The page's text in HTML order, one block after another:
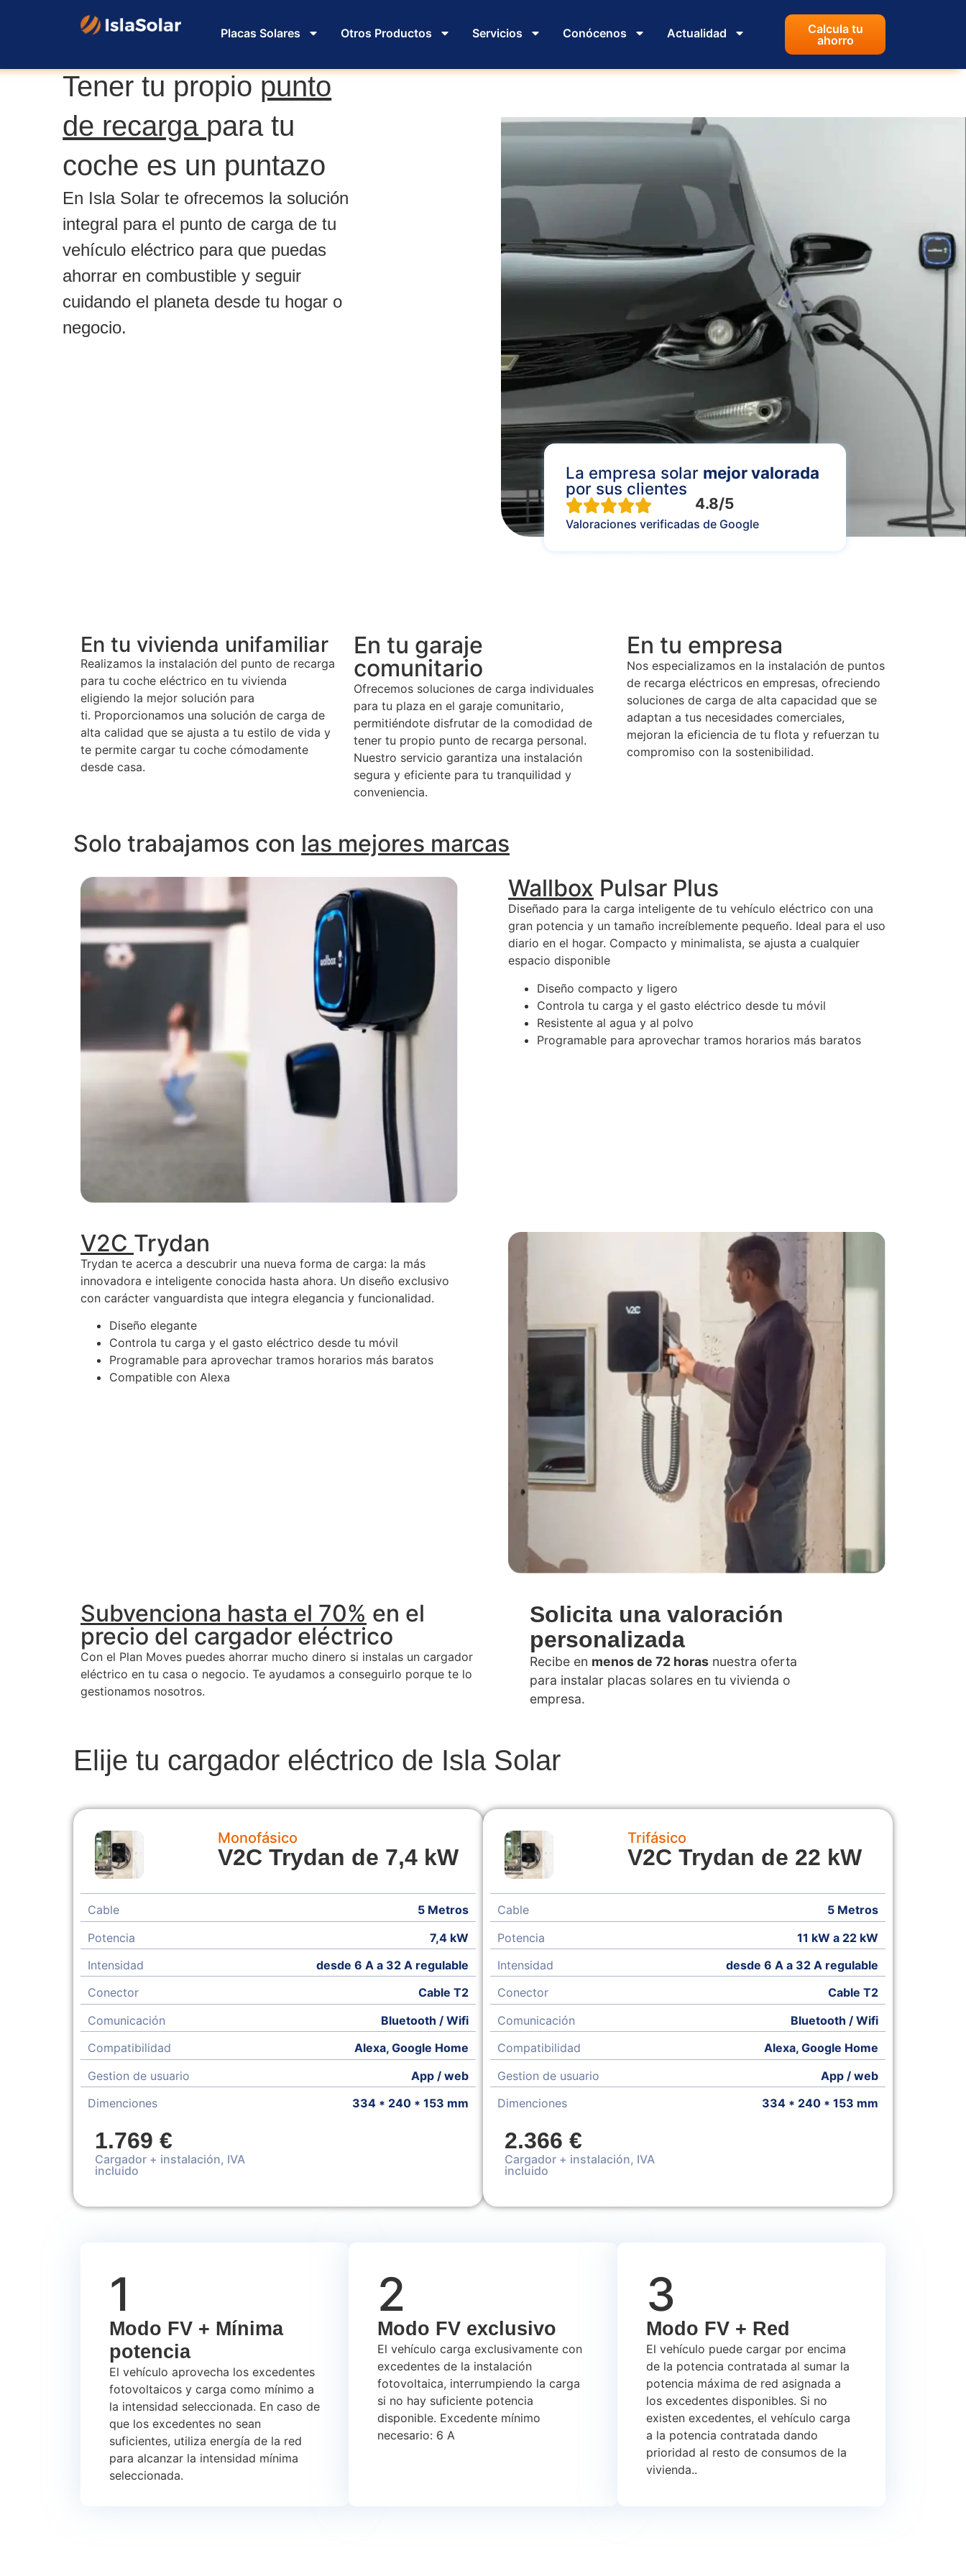
Placas Solares Otros Productos Servicios Conócenos Actualidad
Calcula tu
ahorro
Tener tu propio punto
de recarga para tu
coche es un puntazo
En Isla Solar te ofrecemos la solución
integral para el punto de carga de tu
vehículo eléctrico para que puedas
ahorrar en combustible y seguir
cuidando el planeta desde tu hogar o
negocio.
La empresa solar mejor valorada
por sus clientes
4.8/5
Valoraciones verificadas de Google
En tu vivienda unifamiliar
Realizamos la instalación del punto de recarga
para tu coche eléctrico en tu vivienda
eligiendo la mejor solución para
ti. Proporcionamos una solución de carga de
alta calidad que se ajusta a tu estilo de vida y
te permite cargar tu coche cómodamente
desde casa.
En tu garaje
comunitario
Ofrecemos soluciones de carga individuales
para tu plaza en el garaje comunitario,
permitiéndote disfrutar de la comodidad de
tener tu propio punto de recarga personal.
Nuestro servicio garantiza una instalación
segura y eficiente para tu tranquilidad y
conveniencia.
En tu empresa
Nos especializamos en la instalación de puntos
de recarga eléctricos en empresas, ofreciendo
soluciones de carga de alta capacidad que se
adaptan a tus necesidades comerciales,
mejoran la eficiencia de tu flota y refuerzan tu
compromiso con la sostenibilidad.
Solo trabajamos con las mejores marcas
Wallbox Pulsar Plus
Diseñado para la carga inteligente de tu vehículo eléctrico con una
gran potencia y un tamaño increíblemente pequeño. Ideal para el uso
diario en el hogar. Compacto y minimalista, se ajusta a cualquier
espacio disponible
Diseño compacto y ligero
Controla tu carga y el gasto eléctrico desde tu móvil
Resistente al agua y al polvo
Programable para aprovechar tramos horarios más baratos
V2C Trydan
Trydan te acerca a descubrir una nueva forma de carga: la más
innovadora e inteligente conocida hasta ahora. Un diseño exclusivo
con carácter vanguardista que integra elegancia y funcionalidad.
Diseño elegante
Controla tu carga y el gasto eléctrico desde tu móvil
Programable para aprovechar tramos horarios más baratos
Compatible con Alexa
Subvenciona hasta el 70% en el
precio del cargador eléctrico
Con el Plan Moves puedes ahorrar mucho dinero si instalas un cargador
eléctrico en tu casa o negocio. Te ayudamos a conseguirlo porque te lo
gestionamos nosotros.
Solicita una valoración
personalizada
Recibe en menos de 72 horas nuestra oferta
para instalar placas solares en tu vivienda o
empresa.
Elije tu cargador eléctrico de Isla Solar
Monofásico
V2C Trydan de 7,4 kW
Cable
5 Metros
Potencia
7,4 kW
Intensidad
desde 6 A a 32 A regulable
Conector
Cable T2
Comunicación
Bluetooth / Wifi
Compatibilidad
Alexa, Google Home
Gestion de usuario
App / web
Dimenciones
334 * 240 * 153 mm
1.769 €
Cargador + instalación, IVA
incluido
Trifásico
V2C Trydan de 22 kW
Cable
5 Metros
Potencia
11 kW a 22 kW
Intensidad
desde 6 A a 32 A regulable
Conector
Cable T2
Comunicación
Bluetooth / Wifi
Compatibilidad
Alexa, Google Home
Gestion de usuario
App / web
Dimenciones
334 * 240 * 153 mm
2.366 €
Cargador + instalación, IVA
incluido
1
Modo FV + Mínima
potencia
El vehículo aprovecha los excedentes
fotovoltaicos y carga como mínimo a
la intensidad seleccionada. En caso de
que los excedentes no sean
suficientes, utiliza energía de la red
para alcanzar la intensidad mínima
seleccionada.
2
Modo FV exclusivo
El vehículo carga exclusivamente con
excedentes de la instalación
fotovoltaica, interrumpiendo la carga
si no hay suficiente potencia
disponible. Excedente mínimo
necesario: 6 A
3
Modo FV + Red
El vehículo puede cargar por encima
de la potencia contratada al sumar la
potencia máxima de red asignada a
los excedentes disponibles. Si no
existen excedentes, el vehículo carga
a la potencia contratada dando
prioridad al resto de consumos de la
vivienda..